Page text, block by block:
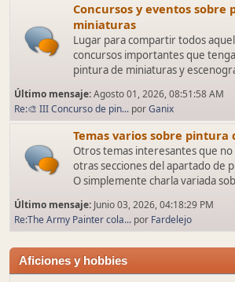
Concursos y eventos sobre
miniaturas
Lugar para compartir todos
concursos importantes que
pintura de miniaturas y
Último mensaje:Agosto 01, 2026, 08:51:58 AM
Re:🎨 III Concurso de pin... porGanix
Temas varios sobre pintura
Otros temas interesantes que
otras secciones del apartado de
O simplemente charla variada
Último mensaje: Junio 03, 2026, 04:18:29 PM
Re:The Army Painter cola... por Fardelejo
Aficiones y hobbies